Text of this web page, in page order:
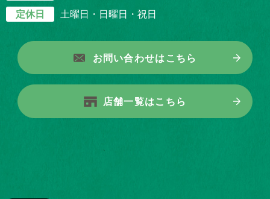
定休日
土曜日・日曜日・祝日
お問い合わせはこちら
店舗一覧はこちら